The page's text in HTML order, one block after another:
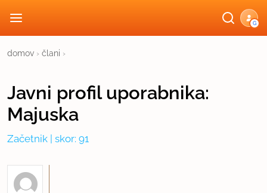
G
domov › člani ›
Javni profiluporabnika:
Majuska
Začetnik | skor: 91